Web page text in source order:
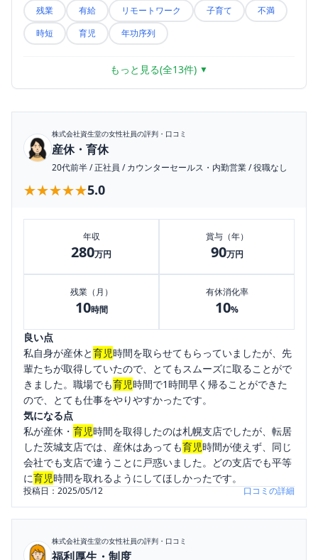
残業
有給 リモートワーク 子育て
不満
時短
育児 年功序列
もっと見る(全13件) ▼
株式会社資生堂の女性社員の評判・口コミ
産休・育休
20代前半/正社員 /カウンターセールス・内勤営業/役職なし
★★★★★
★★★★★5.0
年収
280万円
賞与（年）
90万円
残業（月）
10時間
有休消化率
10%
良い点
私自身が産休と育児時間を取らせてもらっていましたが、先
輩たちが取得していたので、とてもスムーズに取ることがで
きました。職場でも育児時間で1時間早く帰ることができた
ので、とても仕事をやりやすかったです。
気になる点
私が産休・ 育児時間を取得したのは札幌支店でしたが、転居
した茨城支店では、産休はあっても育児時間が使えず、同じ
会社でも支店で違うことに戸惑いました。どの支店でも平等
に育児時間を取れるようにしてほしかったです。
投稿日：2025/05/12 口コミの詳細
株式会社資生堂の女性社員の評判・口コミ
福利厚生・制度